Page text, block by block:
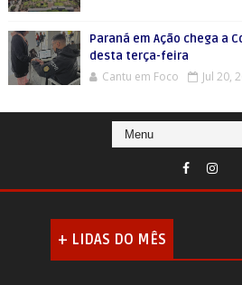
Paraná em Ação chega a
desta terça-feira
Cantu em Foco Jul 20,
+ LIDAS DO MÊS